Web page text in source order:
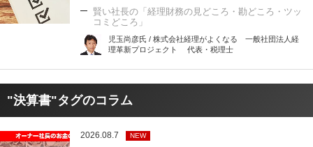
賢い社長の「経理財務の見どころ・勘どころ・ツッ
コミどころ」
児玉尚彦氏 / 株式会社経理がよくなる 一般社団法人経
理革新プロジェクト 代表・税理士
"決算書"タグのコラム
2026.08.7 NEW